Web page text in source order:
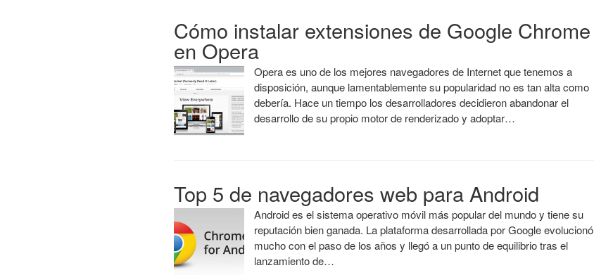
Cómo instalar extensiones de Google Chrome
en Opera
Opera es uno de los mejores navegadores de Internet que tenemos a
disposición, aunque lamentablemente su popularidad no es tan alta como
debería. Hace un tiempo los desarrolladores decidieron abandonar el
desarrollo de su propio motor de renderizado y adoptar…
Top 5 de navegadores web para Android
Android es el sistema operativo móvil más popular del mundo y tiene su
reputación bien ganada. La plataforma desarrollada por Google evolucionó
mucho con el paso de los años y llegó a un punto de equilibrio tras el
lanzamiento de…